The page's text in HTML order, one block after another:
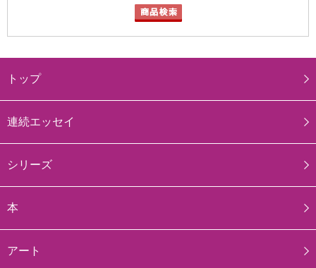
トップ
連続エッセイ
シリーズ
本
アート